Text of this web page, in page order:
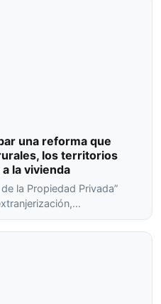
una reforma que
los territorios
la vivienda
la Propiedad Privada”